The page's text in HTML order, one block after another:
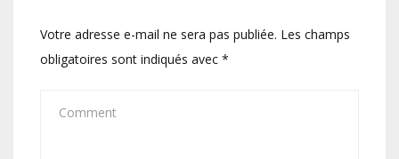
Votre adresse e-mail ne sera pas publiée. Les champs
obligatoires sont indiqués avec *